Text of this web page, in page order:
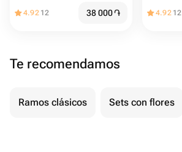
4.92 12 38 000֏ 4.92 12
Te recomendamos
Ramos clásicos Sets con flores